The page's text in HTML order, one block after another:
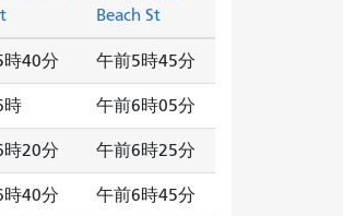
Beach St
40分 午前5時45分
時 午前6時05分
20分 午前6時25分
40分 午前6時45分